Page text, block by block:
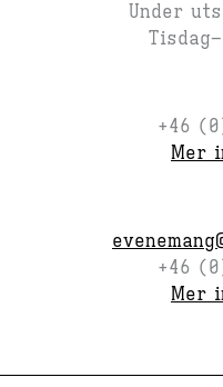
Under
+46
Mer
+46
Mer